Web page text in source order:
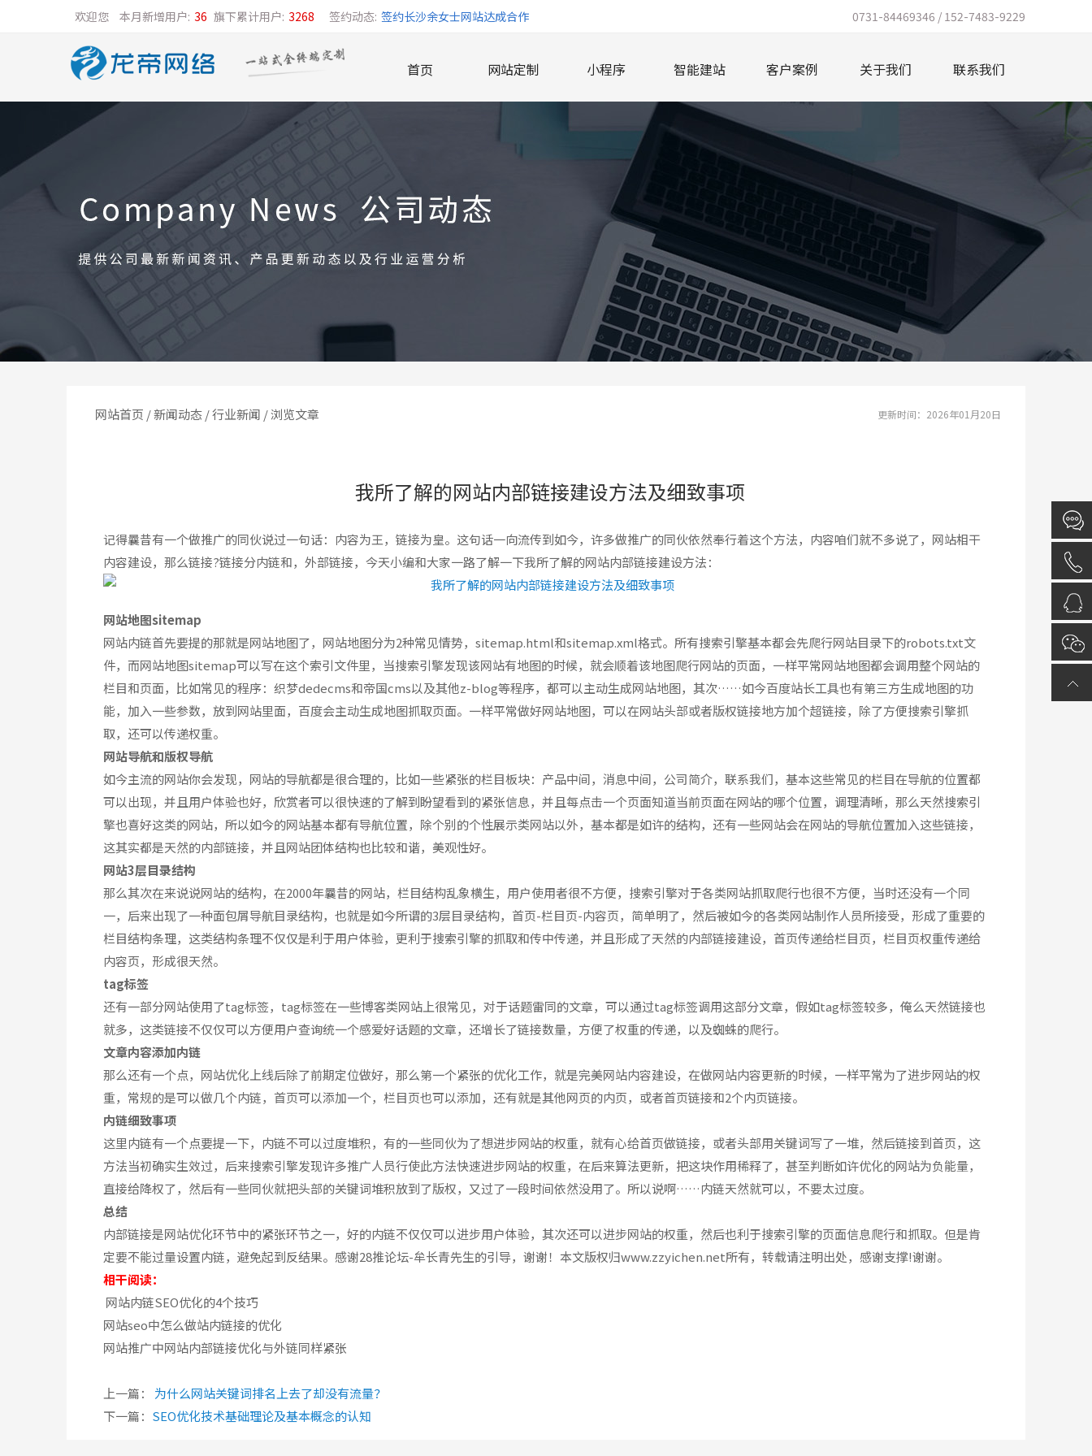
欢迎您 本月新增用户: 36 旗下累计用户: 3268 签约动态: 签约长沙余女士网站达成合作
签约湖南德莱物流有限公司达成合作
签约周先生网站制作达成合作
签约湖南鑫亚达食品有限公司达成合作
签约陈先生网站制作达成合作
签约湖南鼎太网络科技达成合作
签约吴先生网站制作达成合作
0731-84469346 / 152-7483-9229
首页 网站定制 小程序 智能建站 客户案例 关于我们 联系我们
网站首页 /新闻动态/行业新闻 / 浏览文章 更新时间：2026年01月20日
我所了解的网站内部链接建设方法及细致事项
记得曩昔有一个做推广的同伙说过一句话：内容为王，链接为皇。这句话一向流传到如今，许多做推广的同伙依然奉行着这个方法，内容咱们就不多说了，网站相干
内容建设，那么链接?链接分内链和，外部链接，今天小编和大家一路了解一下我所了解的网站内部链接建设方法：
网站地图sitemap
网站内链首先要提的那就是网站地图了，网站地图分为2种常见情势，sitemap.html和sitemap.xml格式。所有搜索引擎基本都会先爬行网站目录下的robots.txt文
件，而网站地图sitemap可以写在这个索引文件里，当搜索引擎发现该网站有地图的时候，就会顺着该地图爬行网站的页面，一样平常网站地图都会调用整个网站的
栏目和页面，比如常见的程序：织梦dedecms和帝国cms以及其他z-blog等程序，都可以主动生成网站地图，其次……如今百度站长工具也有第三方生成地图的功
能，加入一些参数，放到网站里面，百度会主动生成地图抓取页面。一样平常做好网站地图，可以在网站头部或者版权链接地方加个超链接，除了方便搜索引擎抓
取，还可以传递权重。
网站导航和版权导航
如今主流的网站你会发现，网站的导航都是很合理的，比如一些紧张的栏目板块：产品中间，消息中间，公司简介，联系我们，基本这些常见的栏目在导航的位置都
可以出现，并且用户体验也好，欣赏者可以很快速的了解到盼望看到的紧张信息，并且每点击一个页面知道当前页面在网站的哪个位置，调理清晰，那么天然搜索引
擎也喜好这类的网站，所以如今的网站基本都有导航位置，除个别的个性展示类网站以外，基本都是如许的结构，还有一些网站会在网站的导航位置加入这些链接，
这其实都是天然的内部链接，并且网站团体结构也比较和谐，美观性好。
网站3层目录结构
那么其次在来说说网站的结构，在2000年曩昔的网站，栏目结构乱象横生，用户使用者很不方便，搜索引擎对于各类网站抓取爬行也很不方便，当时还没有一个同
一，后来出现了一种面包屑导航目录结构，也就是如今所谓的3层目录结构，首页-栏目页-内容页，简单明了，然后被如今的各类网站制作人员所接受，形成了重要的
栏目结构条理，这类结构条理不仅仅是利于用户体验，更利于搜索引擎的抓取和传中传递，并且形成了天然的内部链接建设，首页传递给栏目页，栏目页权重传递给
内容页，形成很天然。
tag标签
还有一部分网站使用了tag标签，tag标签在一些博客类网站上很常见，对于话题雷同的文章，可以通过tag标签调用这部分文章，假如tag标签较多，俺么天然链接也
就多，这类链接不仅仅可以方便用户查询统一个感爱好话题的文章，还增长了链接数量，方便了权重的传递，以及蜘蛛的爬行。
文章内容添加内链
那么还有一个点，网站优化上线后除了前期定位做好，那么第一个紧张的优化工作，就是完美网站内容建设，在做网站内容更新的时候，一样平常为了进步网站的权
重，常规的是可以做几个内链，首页可以添加一个，栏目页也可以添加，还有就是其他网页的内页，或者首页链接和2个内页链接。
内链细致事项
这里内链有一个点要提一下，内链不可以过度堆积，有的一些同伙为了想进步网站的权重，就有心给首页做链接，或者头部用关键词写了一堆，然后链接到首页，这
方法当初确实生效过，后来搜索引擎发现许多推广人员行使此方法快速进步网站的权重，在后来算法更新，把这块作用稀释了，甚至判断如许优化的网站为负能量，
直接给降权了，然后有一些同伙就把头部的关键词堆积放到了版权，又过了一段时间依然没用了。所以说啊……内链天然就可以，不要太过度。
总结
内部链接是网站优化环节中的紧张环节之一，好的内链不仅仅可以进步用户体验，其次还可以进步网站的权重，然后也利于搜索引擎的页面信息爬行和抓取。但是肯
定要不能过量设置内链，避免起到反结果。感谢28推论坛-牟长青先生的引导，谢谢！本文版权归www.zzyichen.net所有，转载请注明出处，感谢支撑!谢谢。
相干阅读：
网站内链SEO优化的4个技巧
网站seo中怎么做站内链接的优化
网站推广中网站内部链接优化与外链同样紧张
上一篇： 为什么网站关键词排名上去了却没有流量？
下一篇： SEO优化技术基础理论及基本概念的认知